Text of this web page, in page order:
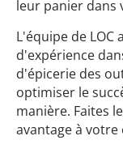
leur panier dans
L'équipe de LOC
d'expérience
d'épicerie des
optimiser le
manière. Faites
avantage à